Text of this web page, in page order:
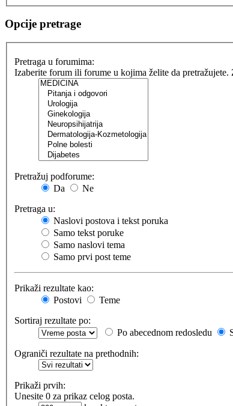
Opcije pretrage
Pretraga u forumima:
Izaberite forum ili forume u kojima želite da
Pretražuj podforume:
Da
Ne
Pretraga u:
Naslovi postova i tekst poruka
Samo tekst poruke
Samo naslovi tema
Samo prvi post teme
Prikaži rezultate kao:
Postovi
Teme
Sortiraj rezultate po:
Po abecednom redosledu
Ograniči rezultate na prethodnih:
Prikaži prvih:
Unesite 0 za prikaz celog posta.